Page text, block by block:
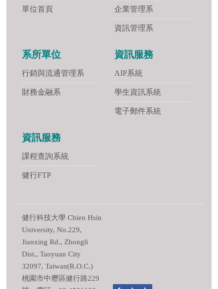
單位首頁 企業管理系
資訊管理系
系所單位
行銷與流通管理系
財務金融系
資訊服務
AIP系統
學生資訊系統
電子郵件系統
資訊服務
課程查詢系統
健行FTP
健行科技大學 Chien Hsin
University, No.229,
Jianxing Rd., Zhongli
Dist., Taoyuan City
32097, Taiwan(R.O.C.)
桃園市中壢區健行路229